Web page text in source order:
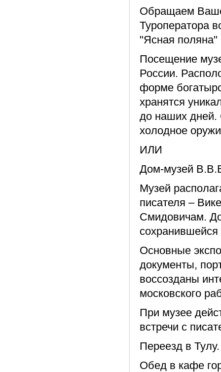
Обращаем
Туроператора
"Ясная поляна"
Посещение
России.
форме
хранятся
до наших дней.
холодное
ИЛИ
Дом-музей
Музей
писателя –
Смидовичам.
сохранившейся
Основные
документы,
воссозданы
московского
При музее
встречи с
Переезд в
Обед в кафе